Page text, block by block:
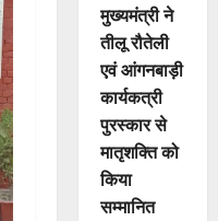
मुख्यमंत्री ने
तीलू रौतेली
एवं आंगनबाड़ी
कार्यकत्री
पुरस्कार से
मातृशक्ति को
किया
सम्मानित